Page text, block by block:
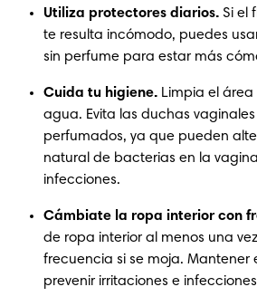
Utiliza protectores diarios. Si el
te resulta incómodo, puedes
sin perfume para estar más
Cuida tu higiene. Limpia el
agua. Evita las duchas
perfumados, ya que pueden
natural de bacterias en la
infecciones.
Cámbiate la ropa interior con
de ropa interior al menos una
frecuencia si se moja. Mantener
prevenir irritaciones e